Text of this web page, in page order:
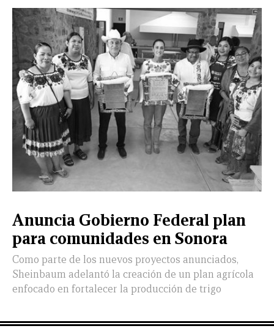
Anuncia Gobierno Federal plan
para comunidades en Sonora
Como parte de los nuevos proyectos anunciados,
Sheinbaum adelantó la creación de un plan agrícola
enfocado en fortalecer la producción de trigo